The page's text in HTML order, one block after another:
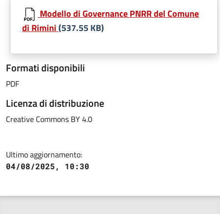
Modello di Governance PNRR del Comune
di Rimini(537.55 KB)
Formati disponibili
PDF
Licenza di distribuzione
Creative Commons BY 4.0
Ultimo aggiornamento:
04/08/2025, 10:30